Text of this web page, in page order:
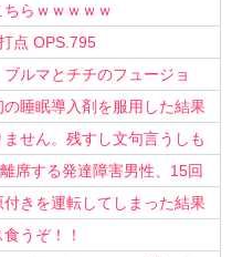
ちらｗｗｗｗｗ
点 OPS.795
ルマとチチのフュージョ
の睡眠導入剤を服用した結果
せん。残すし文句言うしも
席する発達障害男性、15回
付きを運転してしまった結果
うぞ！！